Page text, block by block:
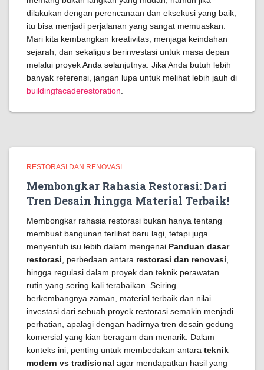
dilakukan dengan perencanaan dan eksekusi yang baik,
itu bisa menjadi perjalanan yang sangat memuaskan.
Mari kita kembangkan kreativitas, menjaga keindahan
sejarah, dan sekaligus berinvestasi untuk masa depan
melalui proyek Anda selanjutnya. Jika Anda butuh lebih
banyak referensi, jangan lupa untuk melihat lebih jauh di
buildingfacaderestoration
RESTORASI DAN RENOVASI
Membongkar Rahasia Restorasi: Dari
Tren Desain hingga Material Terbaik!
Membongkar rahasia restorasi bukan hanya tentang
membuat bangunan terlihat baru lagi, tetapi juga
menyentuh isu lebih dalam mengenai Panduan dasar
restorasi , perbedaan antara restorasi dan renovasi
hingga regulasi dalam proyek dan teknik perawatan
rutin yang sering kali terabaikan. Seiring
berkembangnya zaman, material terbaik dan nilai
investasi dari sebuah proyek restorasi semakin menjadi
perhatian, apalagi dengan hadirnya tren desain gedung
komersial yang kian beragam dan menarik. Dalam
konteks ini, penting untuk membedakan antara teknik
modern vs tradisional agar mendapatkan hasil yang